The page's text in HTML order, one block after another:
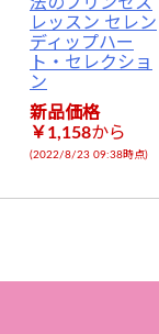
レッスン セレン
ディップハー
ト・セレクショ
ン
新品価格
￥1,158から
(2022/8/23 09:38時点)